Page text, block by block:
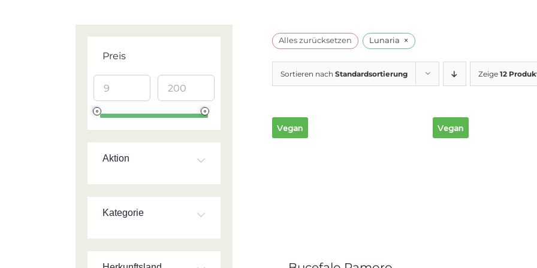
Alles zurücksetzen Lunaria ×
Sortieren nach Standardsortierung Zeige 12
Vegan Vegan
Preis
Aktion
Kategorie